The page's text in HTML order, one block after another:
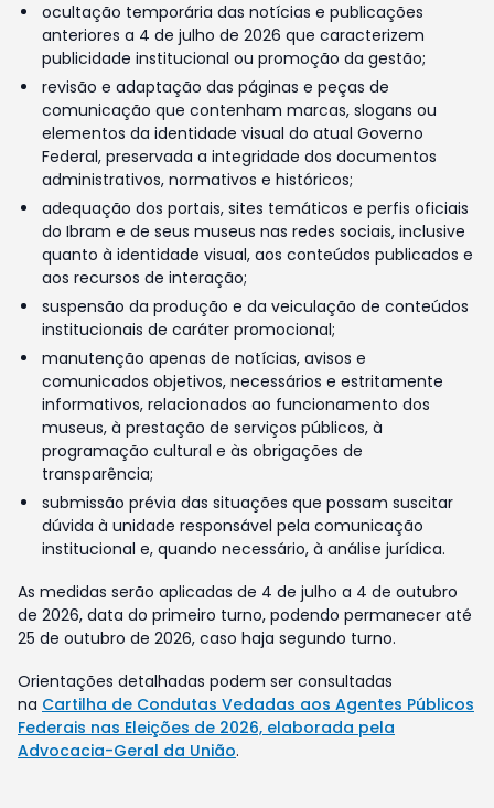
ocultação temporária das notícias e publicações
anteriores a 4 de julho de 2026 que caracterizem
publicidade institucional ou promoção da gestão;
revisão e adaptação das páginas e peças de
comunicação que contenham marcas, slogans ou
elementos da identidade visual do atual Governo
Federal, preservada a integridade dos documentos
administrativos, normativos e históricos;
adequação dos portais, sites temáticos e perfis oficiais
do Ibram e de seus museus nas redes sociais, inclusive
quanto à identidade visual, aos conteúdos publicados e
aos recursos de interação;
suspensão da produção e da veiculação de conteúdos
institucionais de caráter promocional;
manutenção apenas de notícias, avisos e
comunicados objetivos, necessários e estritamente
informativos, relacionados ao funcionamento dos
museus, à prestação de serviços públicos, à
programação cultural e às obrigações de
transparência;
submissão prévia das situações que possam suscitar
dúvida à unidade responsável pela comunicação
institucional e, quando necessário, à análise jurídica.
As medidas serão aplicadas de 4 de julho a 4 de outubro
de 2026, data do primeiro turno, podendo permanecer até
25 de outubro de 2026, caso haja segundo turno.
Orientações detalhadas podem ser consultadas
na Cartilha de Condutas Vedadas aos Agentes Públicos
Federais nas Eleições de 2026, elaborada pela
Advocacia-Geral da União.